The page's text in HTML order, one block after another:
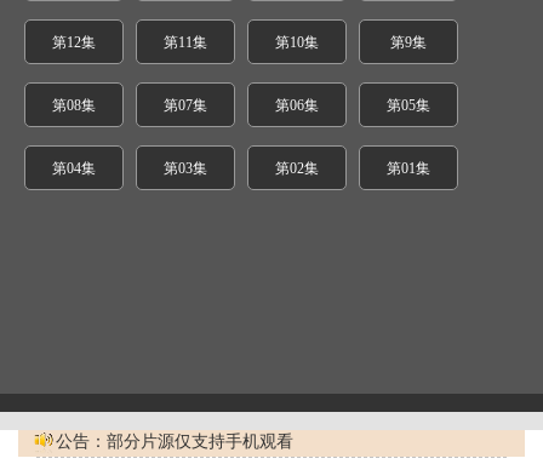
第12集 第11集 第10集 第9集
第08集 第07集 第06集 第05集
第04集 第03集 第02集 第01集
公告：部分片源仅支持手机观看